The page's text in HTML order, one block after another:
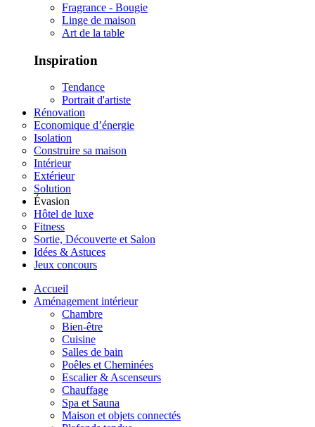
Fragrance - Bougie
Linge de maison
Art de la table
Inspiration
Tendance
Portrait d'artiste
Rénovation
Economique d’énergie
Isolation
Construire sa maison
Intérieur
Extérieur
Solution
Évasion
Hôtel de luxe
Fitness
Sortie, Découverte et Salon
Idées & Astuces
Jeux concours
Accueil
Aménagement intérieur
Chambre
Bien-être
Cuisine
Salles de bain
Poêles et Cheminées
Escalier & Ascenseurs
Chauffage
Spa et Sauna
Maison et objets connectés